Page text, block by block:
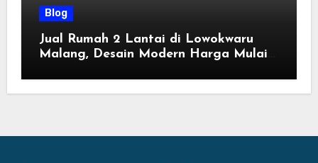
Blog
Jual Rumah 2 Lantai di Lowokwaru
Malang, Desain Modern Harga Mulai